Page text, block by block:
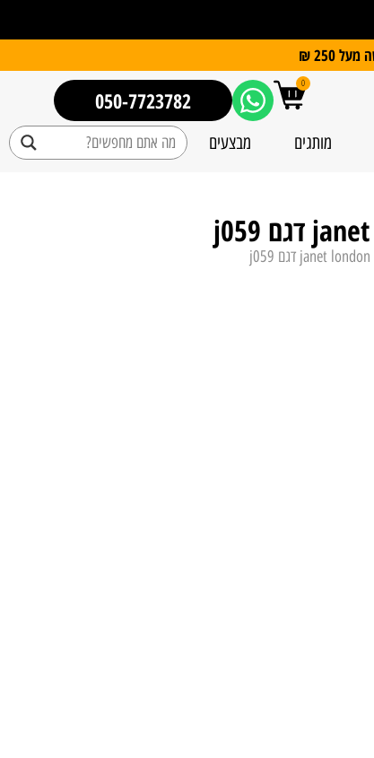
0
050-7723782
מותגים מבצעים